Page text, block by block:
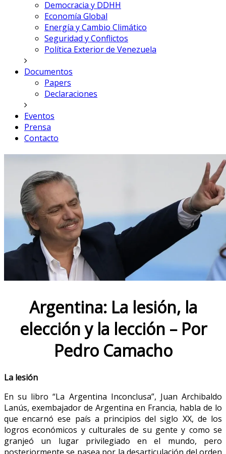
Democracia y DDHH
Economía Global
Energía y Cambio Climático
Seguridad y Conflictos
Política Exterior de Venezuela
Documentos
Papers
Declaraciones
Eventos
Prensa
Contacto
Argentina: La lesión, la
elección y la lección – Por
Pedro Camacho
La lesión
En su libro “La Argentina Inconclusa”, Juan Archibaldo
Lanús, exembajador de Argentina en Francia, habla de lo
que encarnó ese país a principios del siglo XX, de los
logros económicos y culturales de su gente y como se
granjeó un lugar privilegiado en el mundo, pero